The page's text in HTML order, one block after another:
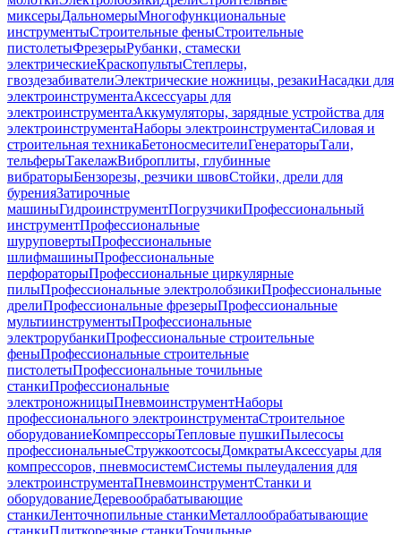
миксерыДальномерыМногофункциональные
инструментыСтроительные феныСтроительные
пистолетыФрезерыРубанки, стамески
электрическиеКраскопультыСтеплеры,
гвоздезабивателиЭлектрические ножницы, резакиНасадки для
электроинструментаАксессуары для
электроинструментаАккумуляторы, зарядные устройства для
электроинструментаНаборы электроинструментаСиловая и
строительная техникаБетоносмесителиГенераторыТали,
тельферыТакелажВиброплиты, глубинные
вибраторыБензорезы, резчики швовСтойки, дрели для
буренияЗатирочные
машиныГидроинструментПогрузчикиПрофессиональный
инструментПрофессиональные
шуруповертыПрофессиональные
шлифмашиныПрофессиональные
перфораторыПрофессиональные циркулярные
пилыПрофессиональные электролобзикиПрофессиональные
дрелиПрофессиональные фрезерыПрофессиональные
мультиинструментыПрофессиональные
электрорубанкиПрофессиональные строительные
феныПрофессиональные строительные
пистолетыПрофессиональные точильные
станкиПрофессиональные
электроножницыПневмоинструментНаборы
профессионального электроинструментаСтроительное
оборудованиеКомпрессорыТепловые пушкиПылесосы
профессиональныеСтружкоотсосыДомкратыАксессуары для
компрессоров, пневмосистемСистемы пылеудаления для
электроинструментаПневмоинструментСтанки и
оборудованиеДеревообрабатывающие
станкиЛенточнопильные станкиМеталлообрабатывающие
станкиПлиткорезные станкиТочильные